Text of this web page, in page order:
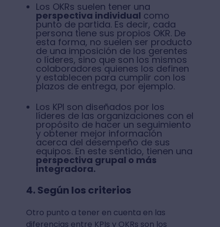
Los OKRs suelen tener una
perspectiva individual como
punto de partida. Es decir, cada
persona tiene sus propios OKR. De
esta forma, no suelen ser producto
de una imposición de los gerentes
o líderes, sino que son los mismos
colaboradores quienes los definen
y establecen para cumplir con los
plazos de entrega, por ejemplo.
Los KPI son diseñados por los
líderes de las organizaciones con el
propósito de hacer un seguimiento
y obtener mejor información
acerca del desempeño de sus
equipos. En este sentido, tienen una
perspectiva grupal o más
integradora.
4. Según los criterios
Otro punto a tener en cuenta en las
diferencias entre KPIs y OKRs son los